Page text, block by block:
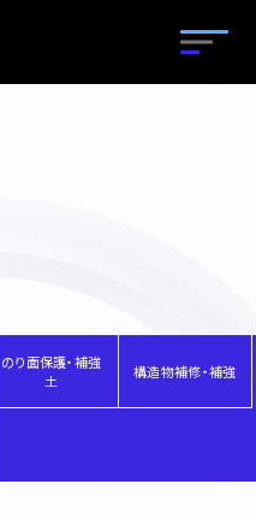
補強土
補強
探す
報
のり面保護・補強
土
構造物補修・補強